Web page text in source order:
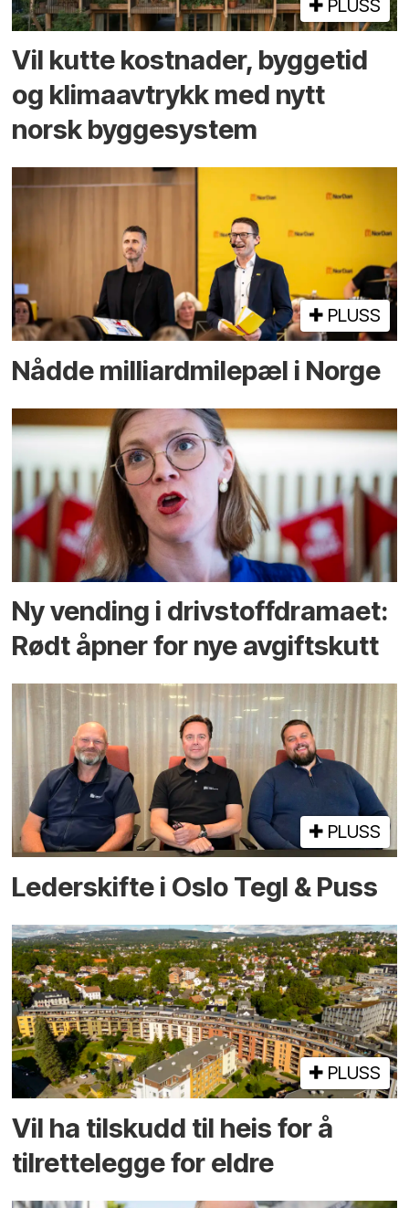
PLUSS
Vil kutte kostnader, byggetid
og klima­avtrykk med nytt
norsk bygge­system
PLUSS
Nådde milliard­­milepæl i Norge
Ny vending i drivstoffdramaet:
Rødt åpner for nye avgiftskutt
PLUSS
Lederskifte i Oslo Tegl & Puss
PLUSS
Vil ha tilskudd til heis for å
tilrettelegge for eldre